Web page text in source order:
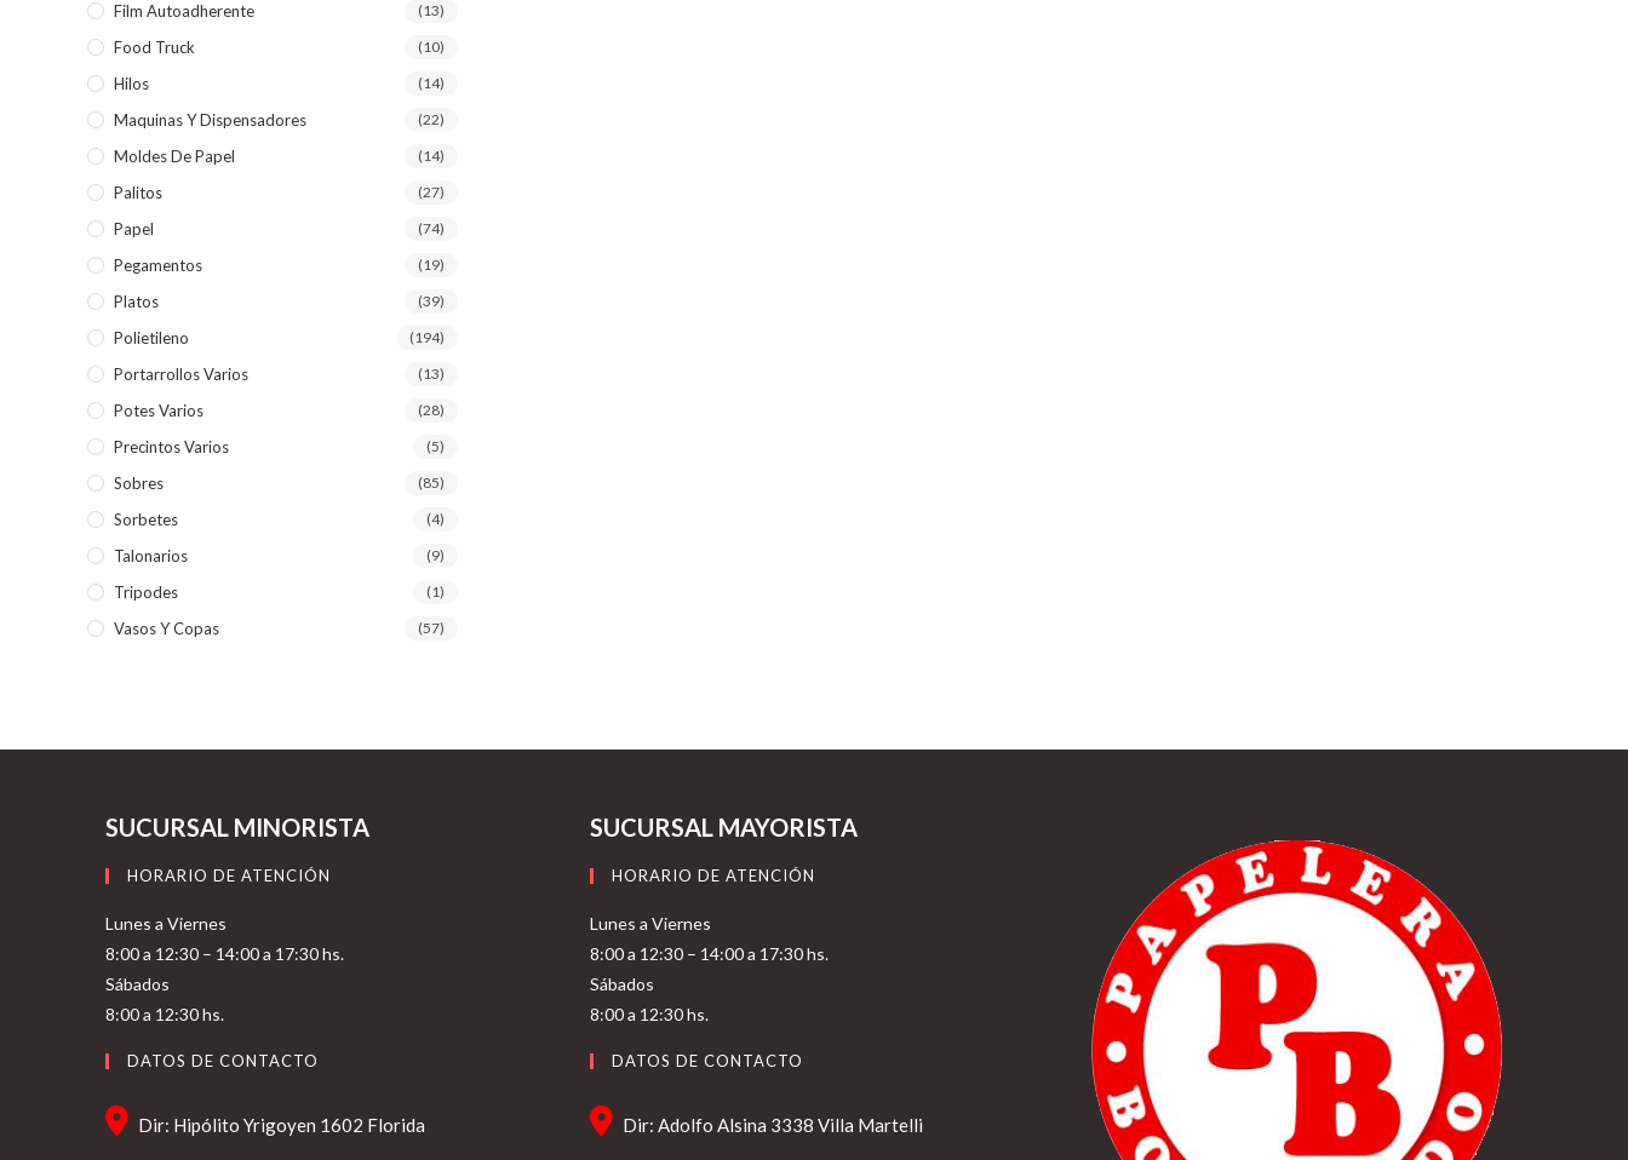
Film Autoadherente (13)
Food Truck (10)
Hilos (14)
Maquinas Y Dispensadores (22)
Moldes De Papel (14)
Palitos (27)
Papel (74)
Pegamentos (19)
Platos (39)
Polietileno (194)
Portarrollos Varios (13)
Potes Varios (28)
Precintos Varios (5)
Sobres (85)
Sorbetes (4)
Talonarios (9)
Tripodes (1)
Vasos Y Copas (57)
SUCURSAL MINORISTA
HORARIO DE ATENCIÓN
Lunes a Viernes
8:00 a 12:30 – 14:00 a 17:30 hs.
Sábados
8:00 a 12:30 hs.
DATOS DE CONTACTO
Dir: Hipólito Yrigoyen 1602 Florida
SUCURSAL MAYORISTA
HORARIO DE ATENCIÓN
Lunes a Viernes
8:00 a 12:30 – 14:00 a 17:30 hs.
Sábados
8:00 a 12:30 hs.
DATOS DE CONTACTO
Dir: Adolfo Alsina 3338 Villa Martelli